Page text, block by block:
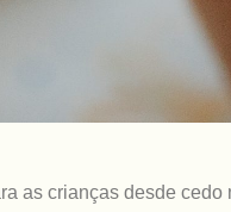
as crianças desde cedo